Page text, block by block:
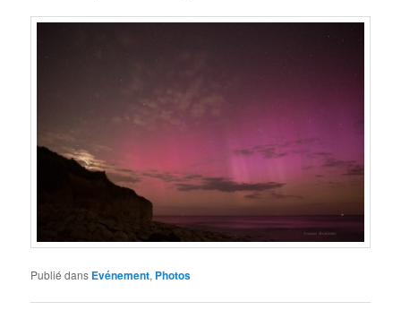
Publié dans Evénement, Photos